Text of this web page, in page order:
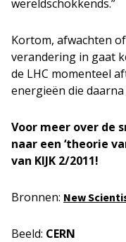
wereldschokkends.”
Kortom, afwachten
verandering in gaat
de LHC momenteel
energieën die
Voor meer over de
naar een ‘theorie
van KIJK 2/2011!
Bronnen: New
Beeld: CERN